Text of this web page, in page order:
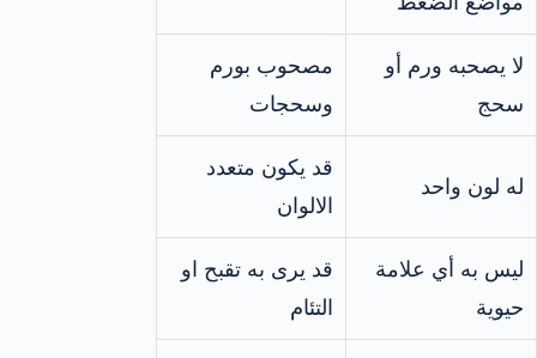
لا يصحبه ورم أو
سحج
مصحوب بورم
وسحجات
له لون واحد
قد يكون متعدد
الالوان
ليس به أي علامة
حيوية
قد يرى به تقبح او
التئام